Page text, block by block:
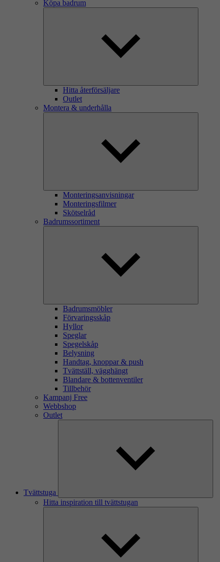
Köpa badrum
Hitta återförsäljare
Outlet
Montera & underhålla
Monteringsanvisningar
Monteringsfilmer
Skötselråd
Badrumssortiment
Badrumsmöbler
Förvaringsskåp
Hyllor
Speglar
Spegelskåp
Belysning
Handtag, knoppar & push
Tvättställ, vägghängt
Blandare & bottenventiler
Tillbehör
Kampanj Free
Webbshop
Outlet
Tvättstuga
Hitta inspiration till tvättstugan